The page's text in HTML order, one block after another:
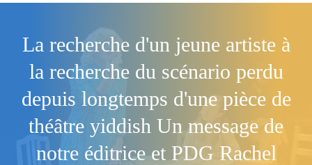
La recherche d'un jeune artiste à
la recherche du scénario perdu
depuis longtemps d'une pièce de
théâtre yiddish Un message de
notre éditrice et PDG Rachel